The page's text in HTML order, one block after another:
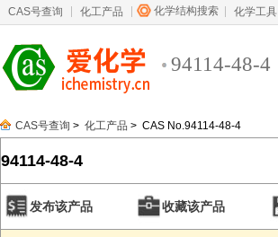
CAS号查询 化工产品 化学结构搜索 化学工具
94114-48-4
CAS号查询 > 化工产品 > CAS No.94114-48-4
94114-48-4
发布该产品 收藏该产品